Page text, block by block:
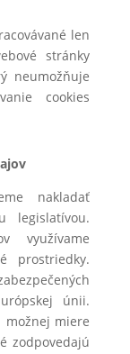
len
stránky
neumožňuje
cookies
nakladať
legislatívou.
využívame
prostriedky.
únii.
možnej miere
zodpovedajú